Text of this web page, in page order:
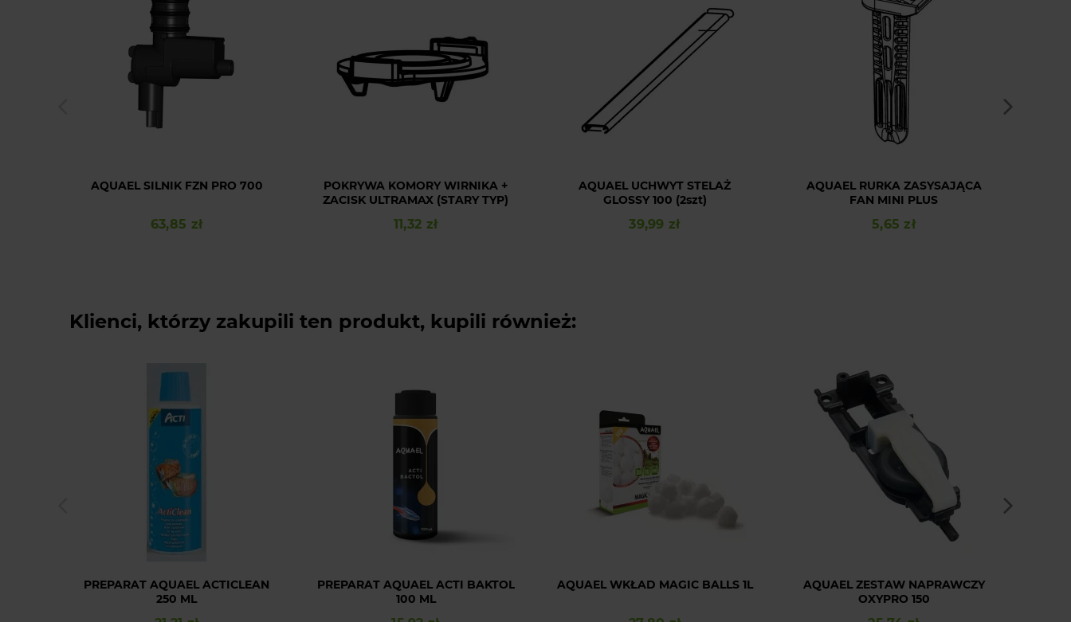
AQUAEL SILNIK FZN PRO 700
Cena
63,85 zł
POKRYWA KOMORY WIRNIKA +
ZACISK ULTRAMAX (STARY TYP)
Cena
11,32 zł
AQUAEL UCHWYT STELAŻ
GLOSSY 100 (2szt)
Cena
39,99 zł
AQUAEL RURKA ZASYSAJĄCA
FAN MINI PLUS
Cena
5,65 zł
Klienci, którzy zakupili ten produkt, kupili również:
PREPARAT AQUAEL ACTICLEAN
250 ML
PREPARAT AQUAEL ACTI BAKTOL
100 ML
AQUAEL WKŁAD MAGIC BALLS 1L
AQUAEL ZESTAW NAPRAWCZY
OXYPRO 150